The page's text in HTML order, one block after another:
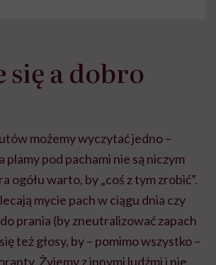
się a dobro
możemy wyczytać jedno –
plamy pod pachami nie są niczym
ogółu warto, by „coś z tym zrobić”.
mycie pach w ciągu dnia czy
prania (by zneutralizować zapach
też głosy, by – pomimo wszystko –
Żyjemy z innymi ludźmi i nie